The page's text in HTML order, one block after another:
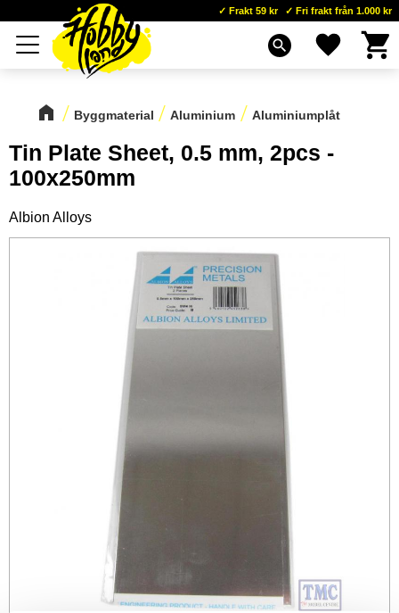
Meny
Frakt 59 kr Fri frakt från 1.000 kr
search Favoriter
Byggmaterial Aluminium Aluminiumplåt
Tin Plate Sheet, 0.5 mm, 2pcs -
100x250mm
Albion Alloys